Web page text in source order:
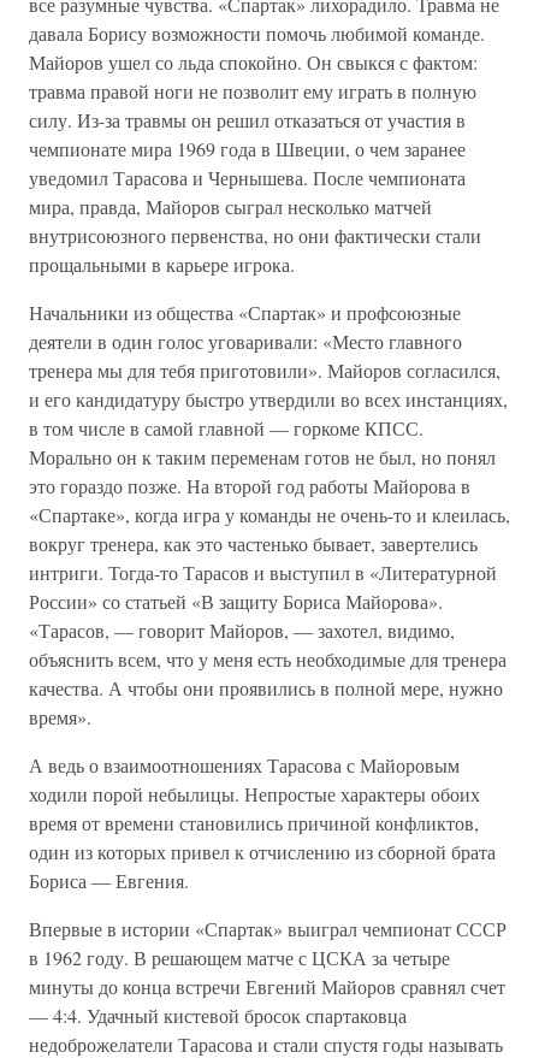
давала Борису возможности помочь любимой команде.
Майоров ушел со льда спокойно. Он свыкся с фактом:
травма правой ноги не позволит ему играть в полную
силу. Из-за травмы он решил отказаться от участия в
чемпионате мира 1969 года в Швеции, о чем заранее
уведомил Тарасова и Чернышева. После чемпионата
мира, правда, Майоров сыграл несколько матчей
внутрисоюзного первенства, но они фактически стали
прощальными в карьере игрока.
Начальники из общества «Спартак» и профсоюзные
деятели в один голос уговаривали: «Место главного
тренера мы для тебя приготовили». Майоров согласился,
и его кандидатуру быстро утвердили во всех инстанциях,
в том числе в самой главной — горкоме КПСС.
Морально он к таким переменам готов не был, но понял
это гораздо позже. На второй год работы Майорова в
«Спартаке», когда игра у команды не очень-то и клеилась,
вокруг тренера, как это частенько бывает, завертелись
интриги. Тогда-то Тарасов и выступил в «Литературной
России» со статьей «В защиту Бориса Майорова».
«Тарасов, — говорит Майоров, — захотел, видимо,
объяснить всем, что у меня есть необходимые для тренера
качества. А чтобы они проявились в полной мере, нужно
время».
А ведь о взаимоотношениях Тарасова с Майоровым
ходили порой небылицы. Непростые характеры обоих
время от времени становились причиной конфликтов,
один из которых привел к отчислению из сборной брата
Бориса — Евгения.
Впервые в истории «Спартак» выиграл чемпионат СССР
в 1962 году. В решающем матче с ЦСКА за четыре
минуты до конца встречи Евгений Майоров сравнял счет
— 4:4. Удачный кистевой бросок спартаковца
недоброжелатели Тарасова и стали спустя годы называть